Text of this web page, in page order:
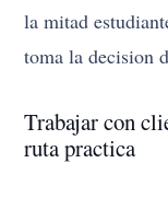
la mitad
toma la decision
Trabajar con
ruta practica